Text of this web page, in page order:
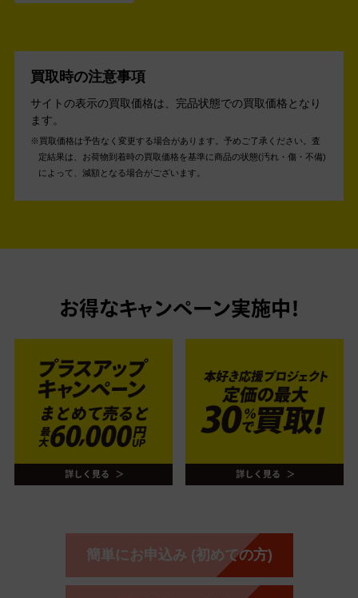
買取時の注意事項
サイトの表示の買取価格は、完品状態での買取価格となり
ます。
買取価格は予告なく変更する場合があります。予めご了承ください。 査
定結果は、お荷物到着時の買取価格を基準に商品の状態(汚れ・傷・不備)
によって、減額となる場合がございます。
お得なキャンペーン実施中！
簡単にお申込み (初めての方)